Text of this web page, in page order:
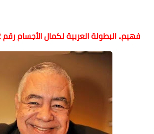
فهيم.. البطولة العربية لكمال الأجسام رقم 22 بدون جمهور